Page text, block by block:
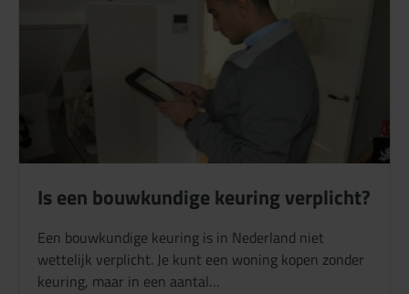
Is een bouwkundige keuring verplicht?
Een bouwkundige keuring is in Nederland niet
wettelijk verplicht. Je kunt een woning kopen zonder
keuring, maar in een aantal…